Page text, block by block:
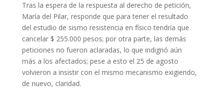
Tras la espera de la respuesta al derecho de petición,
María del Pilar, responde que para tener el resultado
del estudio de sismo resistencia en físico tendría que
cancelar $ 255.000 pesos; por otra parte, las demás
peticiones no fueron aclaradas, lo que indignó aún
más a los afectados; pese a esto el 25 de agosto
volvieron a insistir con el mismo mecanismo exigiendo,
de nuevo, claridad.